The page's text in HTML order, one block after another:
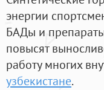
энергии
БАДы и
повысят
работу многих
узбекистане.